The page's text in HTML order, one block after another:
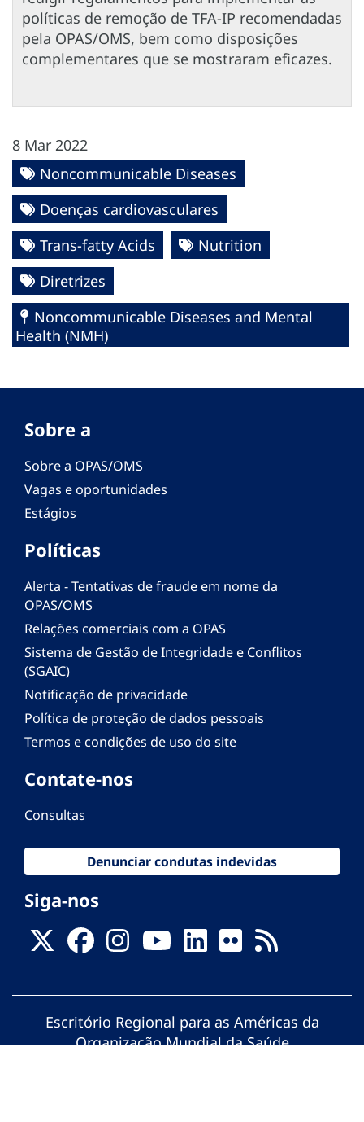
políticas de remoção de TFA-IP recomendadas
pela OPAS/OMS, bem como disposições
complementares que se mostraram eficazes.
8 Mar 2022
Noncommunicable Diseases
Doenças cardiovasculares
Trans-fatty Acids
Nutrition
Diretrizes
Noncommunicable Diseases and Mental
Health (NMH)
Sobre a
Sobre a OPAS/OMS
Vagas e oportunidades
Estágios
Políticas
Alerta - Tentativas de fraude em nome da
OPAS/OMS
Relações comerciais com a OPAS
Sistema de Gestão de Integridade e Conflitos
(SGAIC)
Notificação de privacidade
Política de proteção de dados pessoais
Termos e condições de uso do site
Contate-nos
Consultas
Denunciar condutas indevidas
Siga-nos
Escritório Regional para as Américas da
Organização Mundial da Saúde